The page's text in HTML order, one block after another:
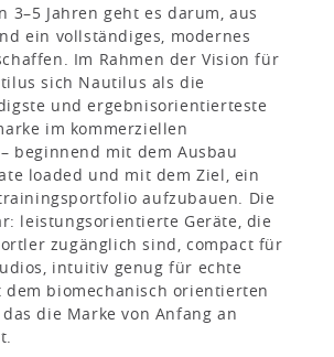
3–5 Jahren geht es darum, aus
ein vollständiges, modernes
Im Rahmen der Vision für
sich Nautilus als die
und ergebnisorientierteste
im kommerziellen
beginnend mit dem Ausbau
loaded und mit dem Ziel, ein
aufzubauen. Die
leistungsorientierte Geräte, die
zugänglich sind, compact für
intuitiv genug für echte
biomechanisch orientierten
die Marke von Anfang an